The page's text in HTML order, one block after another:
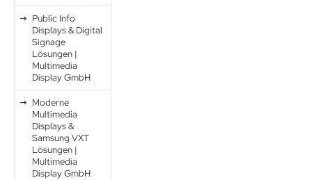
Public Info
Displays & Digital
Signage
Lösungen |
Multimedia
Display GmbH
Moderne
Multimedia
Displays &
Samsung VXT
Lösungen |
Multimedia
Display GmbH